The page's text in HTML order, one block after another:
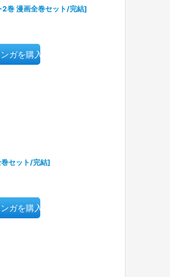
2巻 漫画全巻セット/完結]
ガを購入
セット/完結]
ガを購入